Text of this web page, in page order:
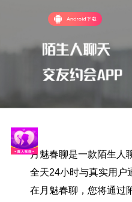
月魅春聊是一款陌生人
全天24小时与真实用户
在月魅春聊，您将通过